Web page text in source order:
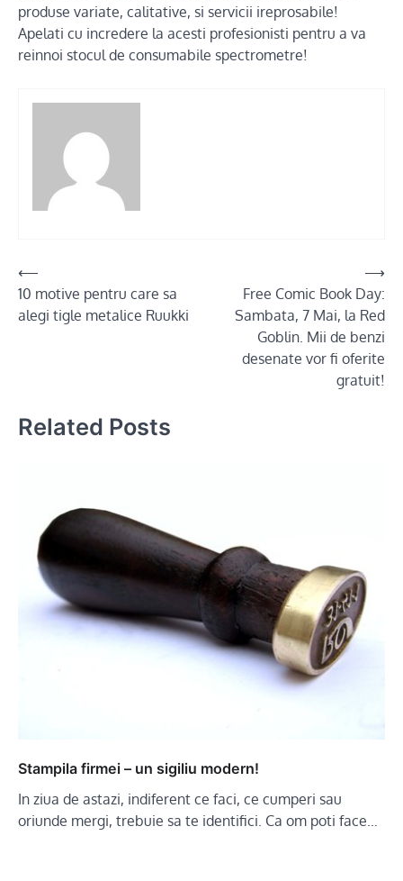
produse variate, calitative, si servicii ireprosabile!
Apelati cu incredere la acesti profesionisti pentru a va
reinnoi stocul de consumabile spectrometre!
Post
navigation
⟵
10 motive pentru care sa
alegi tigle metalice Ruukki
Free Comic Book Day:
Sambata, 7 Mai, la Red
Goblin. Mii de benzi
desenate vor fi oferite
gratuit!
⟶
Related Posts
Stampila firmei – un sigiliu modern!
In ziua de astazi, indiferent ce faci, ce cumperi sau
oriunde mergi, trebuie sa te identifici. Ca om poti face…